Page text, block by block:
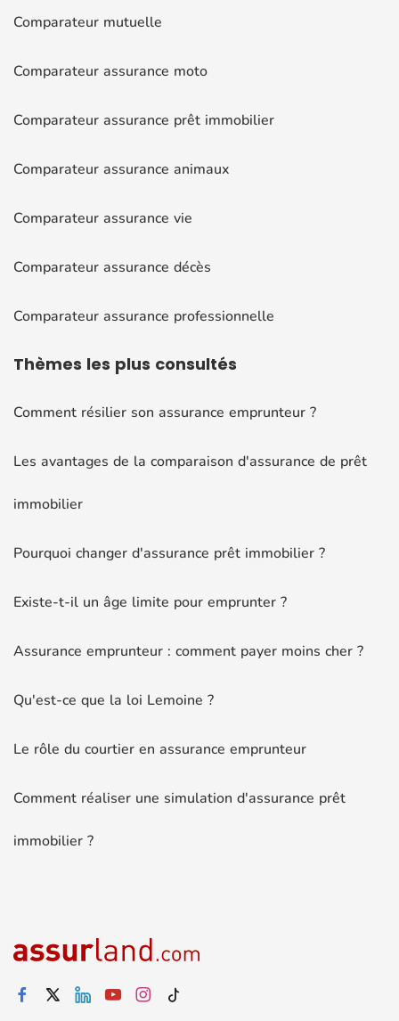
Comparateur mutuelle
Comparateur assurance moto
Comparateur assurance prêt immobilier
Comparateur assurance animaux
Comparateur assurance vie
Comparateur assurance décès
Comparateur assurance professionnelle
Thèmes les plus consultés
Comment résilier son assurance emprunteur ?
Les avantages de la comparaison d'assurance de prêt
immobilier
Pourquoi changer d'assurance prêt immobilier ?
Existe-t-il un âge limite pour emprunter ?
Assurance emprunteur : comment payer moins cher ?
Qu'est-ce que la loi Lemoine ?
Le rôle du courtier en assurance emprunteur
Comment réaliser une simulation d'assurance prêt
immobilier ?